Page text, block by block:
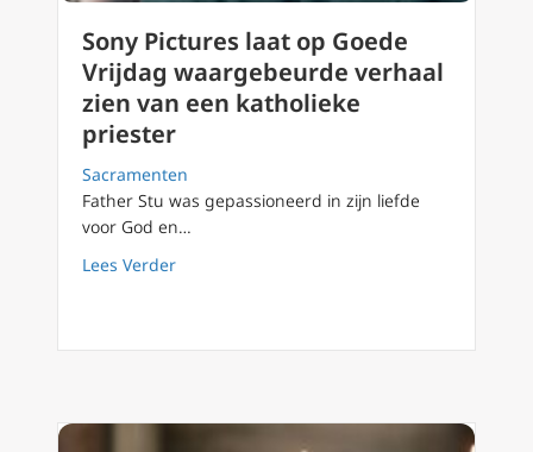
Sony Pictures laat op Goede
Vrijdag waargebeurde verhaal
zien van een katholieke
priester
Sacramenten
Father Stu was gepassioneerd in zijn liefde
voor God en…
Lees Verderabout Sony Pictures laat op Goede Vrijdag